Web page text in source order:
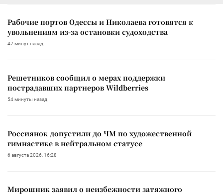
Рабочие портов Одессы и Николаева готовятся к
увольнениям из-за остановки судоходства
47 минут назад
Решетников сообщил о мерах поддержки
пострадавших партнеров Wildberries
54 минуты назад
Россиянок допустили до ЧМ по художественной
гимнастике в нейтральном статусе
6 августа 2026, 16:28
Мирошник заявил о неизбежности затяжного